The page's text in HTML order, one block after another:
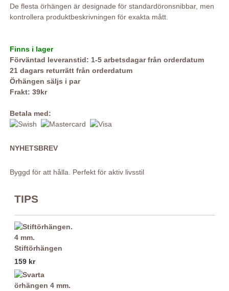
De flesta örhängen är designade för standardöronsnibbar, men
kontrollera produktbeskrivningen för exakta mått.
Finns i lager
Förväntad leveranstid: 1-5 arbetsdagar från orderdatum
21 dagars returrätt från orderdatum
Örhängen säljs i par
Frakt: 39kr
Betala med:
NYHETSBREV
Byggd för att hålla. Perfekt för aktiv livsstil
TIPS
Stiftörhängen
159 kr